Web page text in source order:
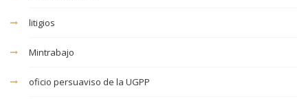
litigios
Mintrabajo
oficio persuaviso de la UGPP